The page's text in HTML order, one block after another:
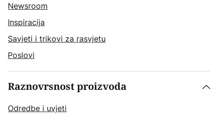
Newsroom
Inspiracija
Savjeti i trikovi za rasvjetu
Poslovi
Raznovrsnost proizvoda
Odredbe i uvjeti